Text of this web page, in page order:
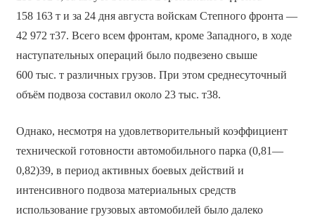
158 163 т и за 24 дня августа войскам Степного фронта —
42 972 т37. Всего всем фронтам, кроме Западного, в ходе
наступательных операций было подвезено свыше
600 тыс. т различных грузов. При этом среднесуточный
объём подвоза составил около 23 тыс. т38.
Однако, несмотря на удовлетворительный коэффициент
технической готовности автомобильного парка (0,81—
0,82)39, в период активных боевых действий и
интенсивного подвоза материальных средств
использование грузовых автомобилей было далеко